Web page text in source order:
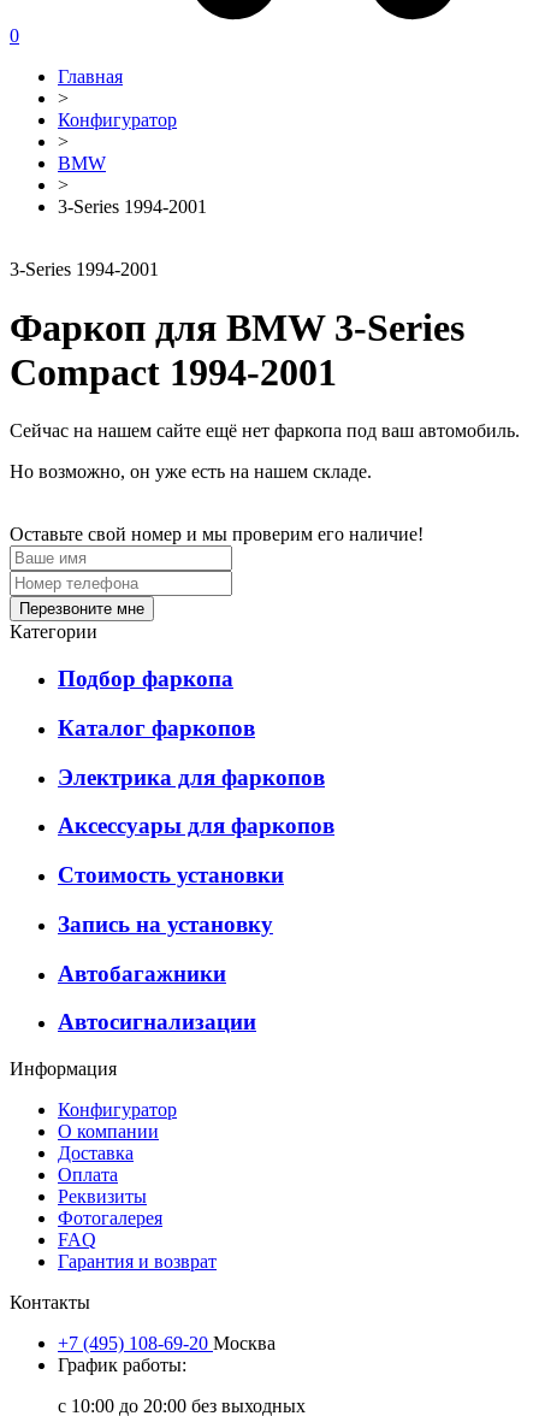
0
Главная
>
Конфигуратор
>
BMW
>
3-Series 1994-2001
3-Series 1994-2001
Фаркоп для BMW 3-Series
Compact 1994-2001
Сейчас на нашем сайте ещё нет фаркопа под ваш автомобиль.
Но возможно, он уже есть на нашем складе.
Оставьте свой номер и мы проверим его наличие!
Перезвоните мне
Категории
Подбор фаркопа
Каталог фаркопов
Электрика для фаркопов
Аксессуары для фаркопов
Стоимость установки
Запись на установку
Автобагажники
Автосигнализации
Информация
Конфигуратор
О компании
Доставка
Оплата
Реквизиты
Фотогалерея
FAQ
Гарантия и возврат
Контакты
+7 (495) 108-69-20 Москва
График работы:
с 10:00 до 20:00 без выходных